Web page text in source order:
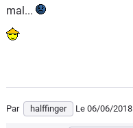
mal...
Par halffinger Le 06/06/2018